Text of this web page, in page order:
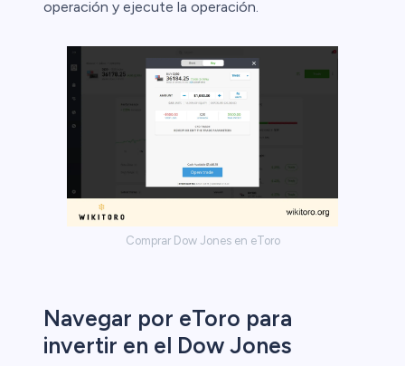
operación y ejecute la operación.
Comprar Dow Jones en eToro
Navegar por eToro para
invertir en el Dow Jones